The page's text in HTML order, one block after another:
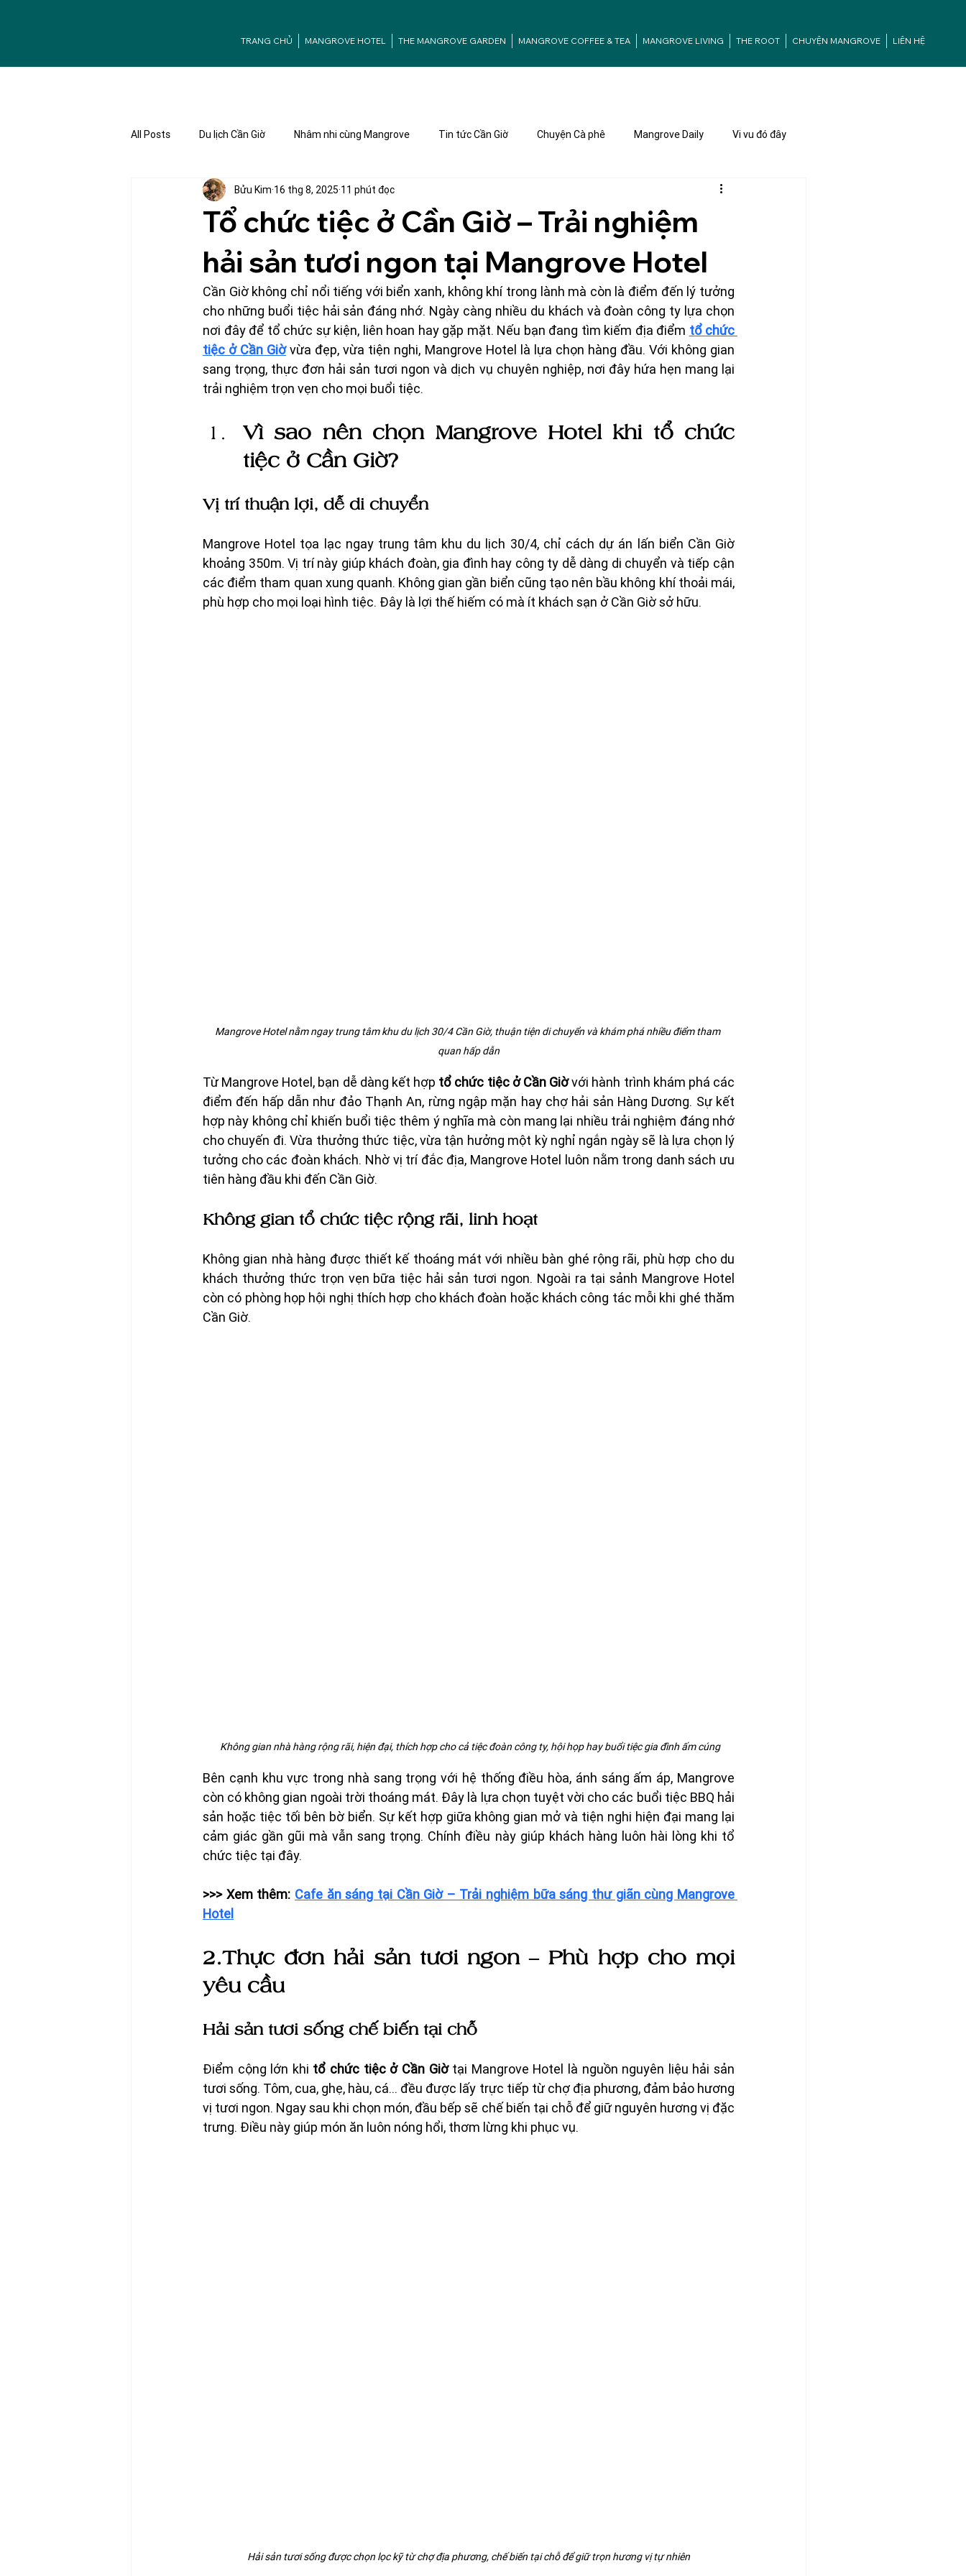
TRANG CHỦ MANGROVE HOTEL THE MANGROVE GARDEN MANGROVE COFFEE & TEA MANGROVE LIVING THE ROOT CHUYỆN MANGROVE LIÊN HỆ
All Posts Du lịch Cần Giờ Nhâm nhi cùng Mangrove Tin tức Cần Giờ Chuyện Cà phê Mangrove Daily Vi vu đó đây
Ưu đãi Mangrove Tuyển dụng
Tổ chức tiệc ở Cần Giờ – Trải nghiệm
hải sản tươi ngon tại Mangrove Hotel
Bửu Kim 16 thg 8, 2025 11 phút đọc
Cần Giờ không chỉ nổi tiếng với biển xanh, không khí trong lành mà còn là điểm đến lý tưởng
cho những buổi tiệc hải sản đáng nhớ. Ngày càng nhiều du khách và đoàn công ty lựa chọn
nơi đây để tổ chức sự kiện, liên hoan hay gặp mặt. Nếu bạn đang tìm kiếm địa điểm tổ chức
tiệc ở Cần Giờ vừa đẹp, vừa tiện nghi, Mangrove Hotel là lựa chọn hàng đầu. Với không gian
sang trọng, thực đơn hải sản tươi ngon và dịch vụ chuyên nghiệp, nơi đây hứa hẹn mang lại
trải nghiệm trọn vẹn cho mọi buổi tiệc.
Vì sao nên chọn Mangrove Hotel khi tổ chức
tiệc ở Cần Giờ?
Vị trí thuận lợi, dễ di chuyển
Mangrove Hotel tọa lạc ngay trung tâm khu du lịch 30/4, chỉ cách dự án lấn biển Cần Giờ
khoảng 350m. Vị trí này giúp khách đoàn, gia đình hay công ty dễ dàng di chuyển và tiếp cận
các điểm tham quan xung quanh. Không gian gần biển cũng tạo nên bầu không khí thoải mái,
phù hợp cho mọi loại hình tiệc. Đây là lợi thế hiếm có mà ít khách sạn ở Cần Giờ sở hữu.
Mangrove Hotel nằm ngay trung tâm khu du lịch 30/4 Cần Giờ, thuận tiện di chuyển và khám phá nhiều điểm tham
quan hấp dẫn
Từ Mangrove Hotel, bạn dễ dàng kết hợp tổ chức tiệc ở Cần Giờ với hành trình khám phá các
điểm đến hấp dẫn như đảo Thạnh An, rừng ngập mặn hay chợ hải sản Hàng Dương. Sự kết
hợp này không chỉ khiến buổi tiệc thêm ý nghĩa mà còn mang lại nhiều trải nghiệm đáng nhớ
cho chuyến đi. Vừa thưởng thức tiệc, vừa tận hưởng một kỳ nghỉ ngắn ngày sẽ là lựa chọn lý
tưởng cho các đoàn khách. Nhờ vị trí đắc địa, Mangrove Hotel luôn nằm trong danh sách ưu
tiên hàng đầu khi đến Cần Giờ.
Không gian tổ chức tiệc rộng rãi, linh hoạt
Không gian nhà hàng được thiết kế thoáng mát với nhiều bàn ghé rộng rãi, phù hợp cho du
khách thưởng thức trọn vẹn bữa tiệc hải sản tươi ngon. Ngoài ra tại sảnh Mangrove Hotel
còn có phòng họp hội nghị thích hợp cho khách đoàn hoặc khách công tác mỗi khi ghé thăm
Cần Giờ.
Không gian nhà hàng rộng rãi, hiện đại, thích hợp cho cả tiệc đoàn công ty, hội họp hay buổi tiệc gia đình ấm cúng
Bên cạnh khu vực trong nhà sang trọng với hệ thống điều hòa, ánh sáng ấm áp, Mangrove
còn có không gian ngoài trời thoáng mát. Đây là lựa chọn tuyệt vời cho các buổi tiệc BBQ hải
sản hoặc tiệc tối bên bờ biển. Sự kết hợp giữa không gian mở và tiện nghi hiện đại mang lại
cảm giác gần gũi mà vẫn sang trọng. Chính điều này giúp khách hàng luôn hài lòng khi tổ
chức tiệc tại đây.
>>> Xem thêm: Cafe ăn sáng tại Cần Giờ – Trải nghiệm bữa sáng thư giãn cùng Mangrove
Hotel
2.Thực đơn hải sản tươi ngon – Phù hợp cho mọi
yêu cầu
Hải sản tươi sống chế biến tại chỗ
Điểm cộng lớn khi tổ chức tiệc ở Cần Giờ tại Mangrove Hotel là nguồn nguyên liệu hải sản
tươi sống. Tôm, cua, ghẹ, hàu, cá… đều được lấy trực tiếp từ chợ địa phương, đảm bảo hương
vị tươi ngon. Ngay sau khi chọn món, đầu bếp sẽ chế biến tại chỗ để giữ nguyên hương vị đặc
trưng. Điều này giúp món ăn luôn nóng hổi, thơm lừng khi phục vụ.
Hải sản tươi sống được chọn lọc kỹ từ chợ địa phương, chế biến tại chỗ để giữ trọn hương vị tự nhiên